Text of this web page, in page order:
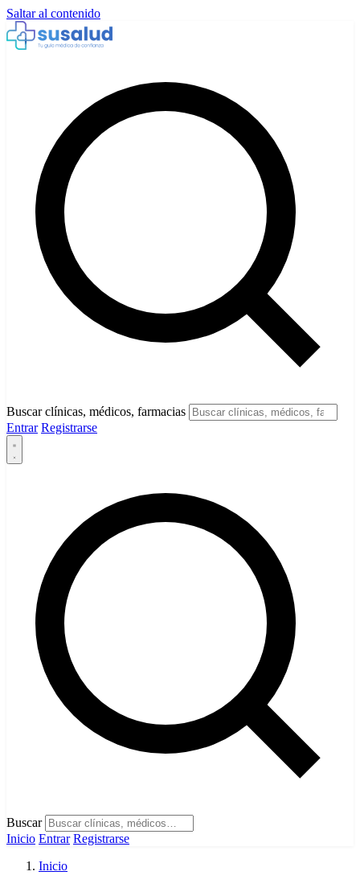
Saltar al contenido
Buscar clínicas, médicos, farmacias
Entrar Registrarse
Buscar
Inicio Entrar Registrarse
Inicio